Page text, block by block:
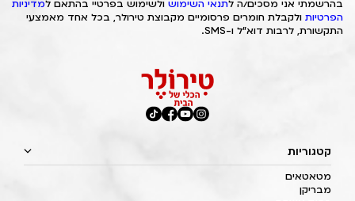
בהרשמתי אני מסכים/ה לתנאי השימוש ולשימוש בפרטיי בהתאם למדיניות
הפרטיות ולקבלת חומרים פרסומיים מקבוצת טירולר, בכל אחד מאמצעי
התקשורת, לרבות דוא"ל ו-SMS.
קטגוריות
מטאטאים
מבריקן